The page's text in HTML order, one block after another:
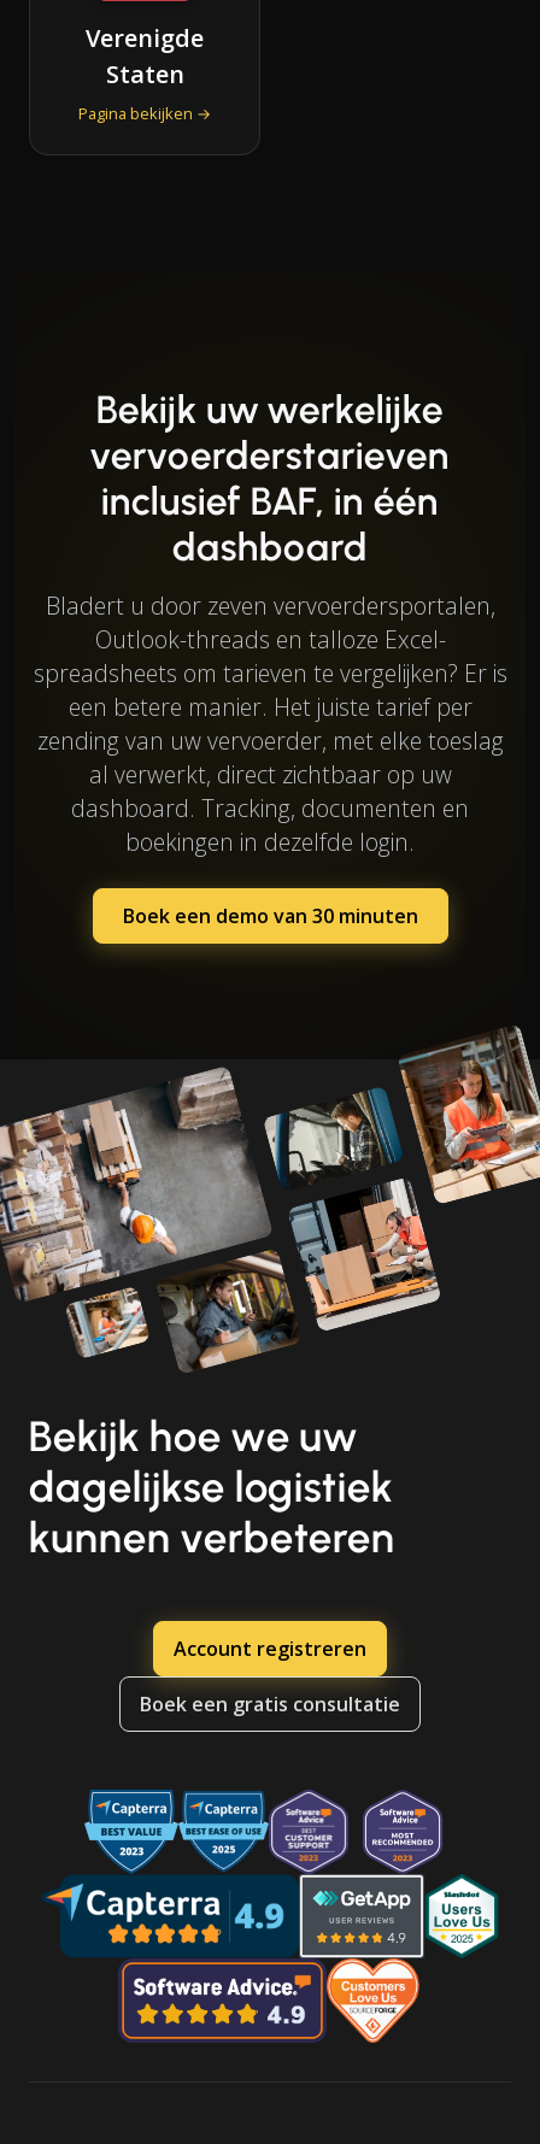
Verenigde
Staten
Pagina bekijken →
Bekijk uw werkelijke
vervoerderstarieven
inclusief BAF, in één
dashboard
Bladert u door zeven vervoerdersportalen,
Outlook-threads en talloze Excel-
spreadsheets om tarieven te vergelijken? Er is
een betere manier. Het juiste tarief per
zending van uw vervoerder, met elke toeslag
al verwerkt, direct zichtbaar op uw
dashboard. Tracking, documenten en
boekingen in dezelfde login.
Boek een demo van 30 minuten
Bekijk hoe we uw
dagelijkse logistiek
kunnen verbeteren
Account registreren
Boek een gratis consultatie